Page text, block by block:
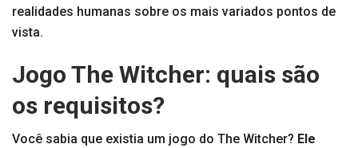
realidades humanas sobre os mais variados pontos de
vista.
Jogo The Witcher: quais são
os requisitos?
Você sabia que existia um jogo do The Witcher? Ele